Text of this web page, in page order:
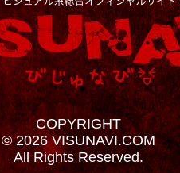
COPYRIGHT
© 2026 VISUNAVI.COM
All Rights Reserved.